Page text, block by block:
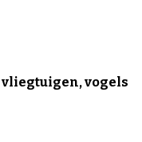
vliegtuigen, vogels